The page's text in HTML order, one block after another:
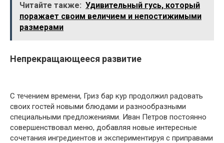
Читайте также: Удивительный гусь, который
поражает своим величием и непостижимыми
размерами
Непрекращающееся развитие
С течением времени, Гриз бар кур продолжил радовать
своих гостей новыми блюдами и разнообразными
специальными предложениями. Иван Петров постоянно
совершенствовал меню, добавляя новые интересные
сочетания ингредиентов и экспериментируя с приправами